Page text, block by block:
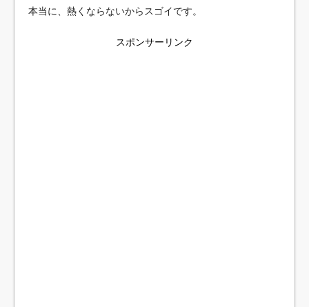
本当に、熱くならないからスゴイです。
スポンサーリンク